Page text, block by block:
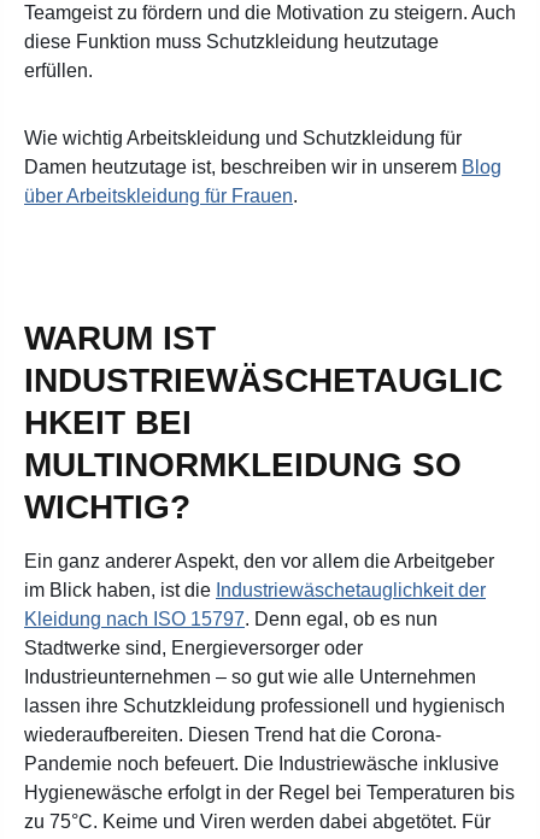
Teamgeist zu fördern und die Motivation zu steigern. Auch
diese Funktion muss Schutzkleidung heutzutage
erfüllen.
Wie wichtig Arbeitskleidung und Schutzkleidung für
Damen heutzutage ist, beschreiben wir in unserem Blog
über Arbeitskleidung für Frauen.
WARUM IST
INDUSTRIEWÄSCHETAUGLIC
HKEIT BEI
MULTINORMKLEIDUNG SO
WICHTIG?
Ein ganz anderer Aspekt, den vor allem die Arbeitgeber
im Blick haben, ist die Industriewäschetauglichkeit der
Kleidung nach ISO 15797. Denn egal, ob es nun
Stadtwerke sind, Energieversorger oder
Industrieunternehmen – so gut wie alle Unternehmen
lassen ihre Schutzkleidung professionell und hygienisch
wiederaufbereiten. Diesen Trend hat die Corona-
Pandemie noch befeuert. Die Industriewäsche inklusive
Hygienewäsche erfolgt in der Regel bei Temperaturen bis
zu 75°C. Keime und Viren werden dabei abgetötet. Für